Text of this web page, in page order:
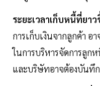
ระยะเวลาเก็บหนี้ที่ยา
การเก็บเงินจากลูกค้า
ในการบริหารจัดการลูก
และบริษัทอาจต้องบันทึ